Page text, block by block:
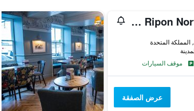
OYO The White Horse, Ripon North Yorkshire
موقف السيارات
عرض الصفقة